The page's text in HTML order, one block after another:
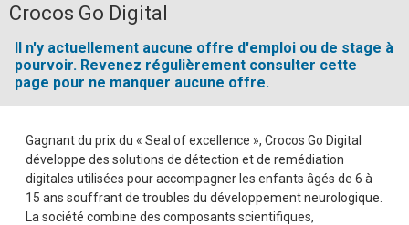
Crocos Go Digital
Il n'y actuellement aucune offre d'emploi ou de stage à
pourvoir. Revenez régulièrement consulter cette
page pour ne manquer aucune offre.
Gagnant du prix du « Seal of excellence », Crocos Go Digital
développe des solutions de détection et de remédiation
digitales utilisées pour accompagner les enfants âgés de 6 à
15 ans souffrant de troubles du développement neurologique.
La société combine des composants scientifiques,